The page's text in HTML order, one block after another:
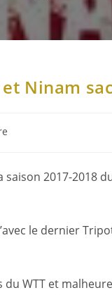
Ninam
2017-2018
le dernier
WTT et